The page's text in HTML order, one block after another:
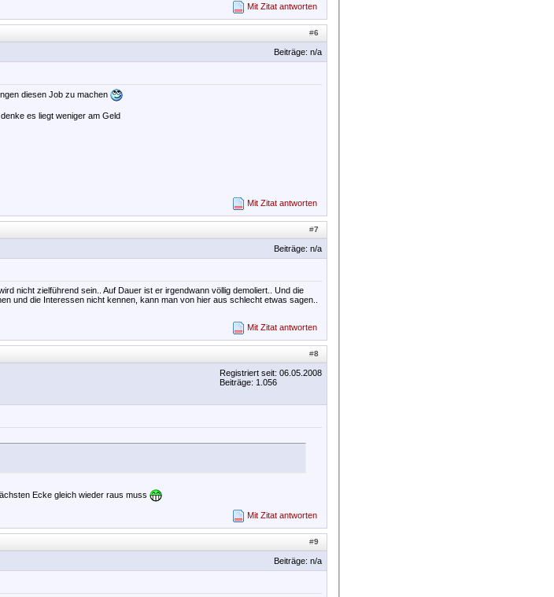
Mit Zitat antworten
#6
Beiträge: n/a
diesen Job zu machen
es liegt weniger am Geld
Mit Zitat antworten
#7
Beiträge: n/a
nicht zielführend sein.. Auf Dauer ist er irgendwann völlig demoliert.. Und die
und die Interessen nicht kennen, kann man von hier aus schlecht etwas sagen..
Mit Zitat antworten
#8
Registriert seit: 06.05.2008
Beiträge: 1.056
Ecke gleich wieder raus muss
Mit Zitat antworten
#9
Beiträge: n/a